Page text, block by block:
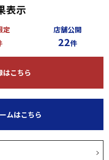
表示
定 店舗公開
22件
はこちら
ムはこちら